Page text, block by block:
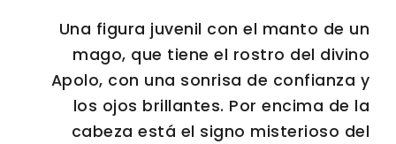
Una figura juvenil con el manto de un
mago, que tiene el rostro del divino
Apolo, con una sonrisa de confianza y
los ojos brillantes. Por encima de la
cabeza está el signo misterioso del